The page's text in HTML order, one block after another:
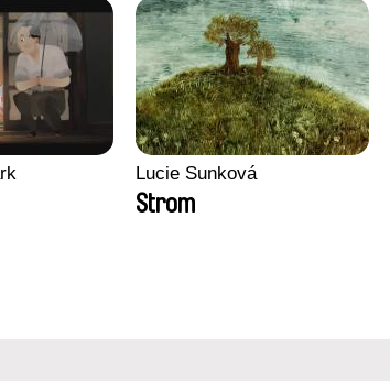
Lucie Sunková
Strom